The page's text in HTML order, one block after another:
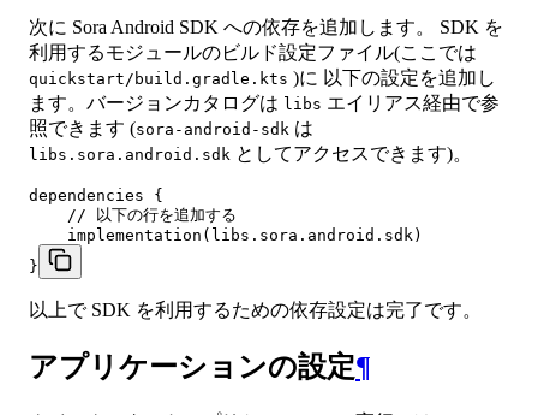
次に Sora Android SDK への依存を追加します。 SDK を
利用するモジュールのビルド設定ファイル(ここでは
quickstart/build.gradle.kts )に 以下の設定を追加し
ます。バージョンカタログは libs エイリアス経由で参
照できます (sora-android-sdk は
libs.sora.android.sdk としてアクセスできます)。
dependencies {
    // 以下の行を追加する
    implementation(libs.sora.android.sdk)
}
以上で SDK を利用するための依存設定は完了です。
アプリケーションの設定¶